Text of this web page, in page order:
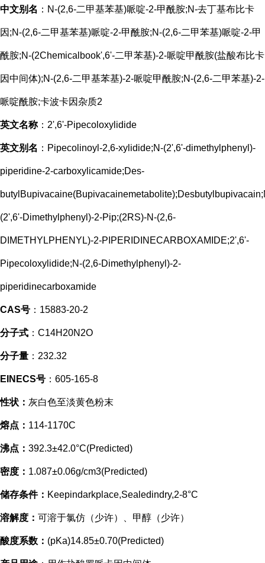
中文别名 ：N-(2,6-二甲基苯基)哌啶-2-甲酰胺;N-去丁基布比卡
因;N-(2,6-二甲基苯基)哌啶-2-甲酰胺;N-(2,6-二甲苯基)哌啶-2-甲
酰胺;N-(2Chemicalbook',6'-二甲苯基)-2-哌啶甲酰胺(盐酸布比卡
因中间体);N-(2,6-二甲基苯基)-2-哌啶甲酰胺;N-(2,6-二甲苯基)-2-
哌啶酰胺;卡波卡因杂质2
英文名称：2',6'-Pipecoloxylidide
英文别名 ：Pipecolinoyl-2,6-xylidide;N-(2',6'-dimethylphenyl)-
piperidine-2-carboxylicamide;Des-
(2',6'-Dimethylphenyl)-2-Pip;(2RS)-N-(2,6-
DIMETHYLPHENYL)-2-PIPERIDINECARBOXAMIDE;2',6'-
Pipecoloxylidide;N-(2,6-Dimethylphenyl)-2-
piperidinecarboxamide
CAS号 ：15883-20-2
分子式 ：C14H20N2O
分子量 ：232.32
EINECS号 ：605-165-8
性状： 灰白色至淡黄色粉末
熔点： 114-1170C
沸点： 392.3±42.0°C(Predicted)
密度： 1.087±0.06g/cm3(Predicted)
储存条件： Keepindarkplace,Sealedindry,2-8°C
溶解度： 可溶于氯仿（少许）、甲醇（少许）
酸度系数： (pKa)14.85±0.70(Predicted)